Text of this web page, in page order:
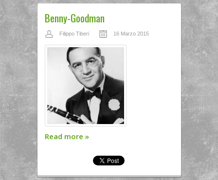
Benny-Goodman
Filippo Tiberi 16 Marzo 2015
Read more »